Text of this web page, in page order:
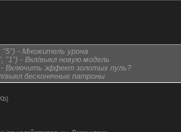
"5") - Множитель урона
"1") - Вкл/выкл новую модель
- Включить эффект золотых пуль?
выкл бесконечные патроны